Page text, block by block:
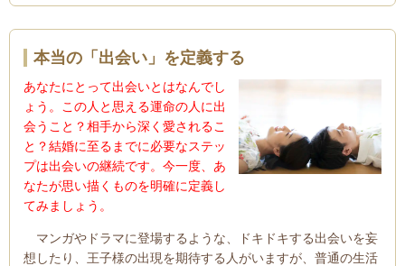
本当の「出会い」を定義する
あなたにとって出会いとはなんでし
ょう。この人と思える運命の人に出
会うこと？相手から深く愛されるこ
と？結婚に至るまでに必要なステッ
プは出会いの継続です。今一度、あ
なたが思い描くものを明確に定義し
てみましょう。
マンガやドラマに登場するような、ドキドキする出会いを妄
想したり、王子様の出現を期待する人がいますが、普通の生活